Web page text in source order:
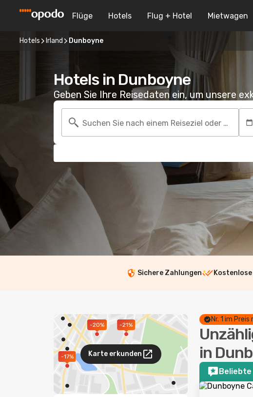
Flüge Hotels Flug + Hotel Mietwagen
Hotels Irland Dunboyne
Hotels in Dunboyne
Geben Sie Ihre Reisedaten ein, um unsere
Suchen Sie nach einem Reiseziel oder Hotel
Sichere Zahlungen
-20% -21%
-17% Karte erkunden
Nr. 1 im
in
Beliebte